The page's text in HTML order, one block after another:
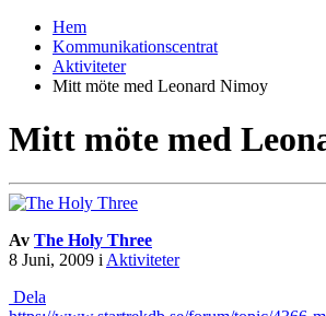
Hem
Kommunikationscentrat
Aktiviteter
Mitt möte med Leonard Nimoy
Mitt möte med
Av The Holy Three
8 Juni, 2009 iAktiviteter
Dela